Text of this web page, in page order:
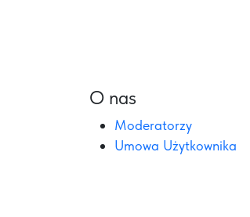
O nas
Moderatorzy
Umowa Użytkownika